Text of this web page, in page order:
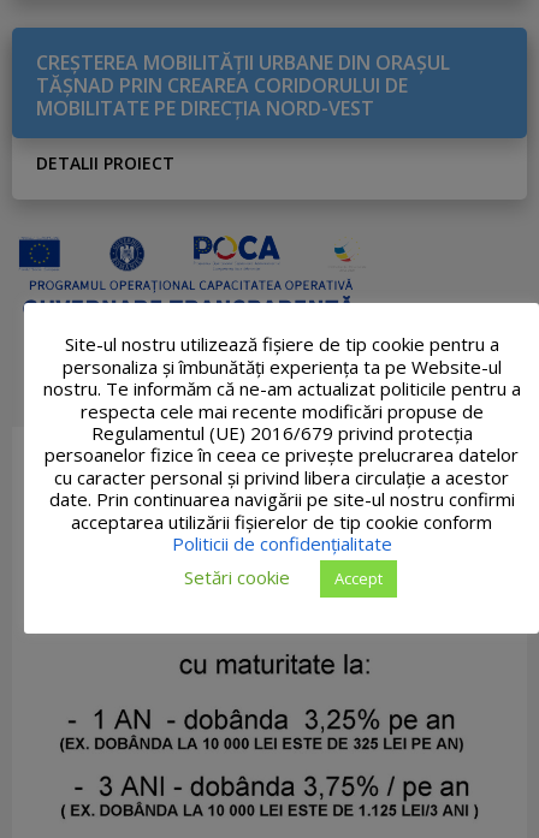
CREŞTEREA MOBILITĂŢII URBANE DIN ORAŞUL
TĂŞNAD PRIN CREAREA CORIDORULUI DE
MOBILITATE PE DIRECŢIA NORD-VEST
DETALII PROIECT
Site-ul nostru utilizează fişiere de tip cookie pentru a
personaliza și îmbunătăți experiența ta pe Website-ul
nostru. Te informăm că ne-am actualizat politicile pentru a
respecta cele mai recente modificări propuse de
Regulamentul (UE) 2016/679 privind protecția
persoanelor fizice în ceea ce privește prelucrarea datelor
cu caracter personal și privind libera circulație a acestor
date. Prin continuarea navigării pe site-ul nostru confirmi
acceptarea utilizării fişierelor de tip cookie conform
Politicii de confidențialitate
Setări cookie
Accept